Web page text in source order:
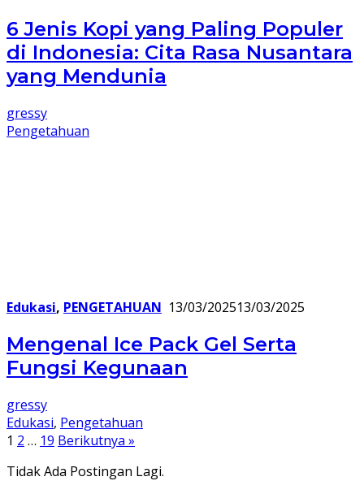
6 Jenis Kopi yang Paling Populer
di Indonesia: Cita Rasa Nusantara
yang Mendunia
gressy
Pengetahuan
Edukasi, PENGETAHUAN 13/03/202513/03/2025
Mengenal Ice Pack Gel Serta
Fungsi Kegunaan
gressy
Edukasi, Pengetahuan
Paginasi
pos
1 2 … 19 Berikutnya »
Tidak Ada Postingan Lagi.